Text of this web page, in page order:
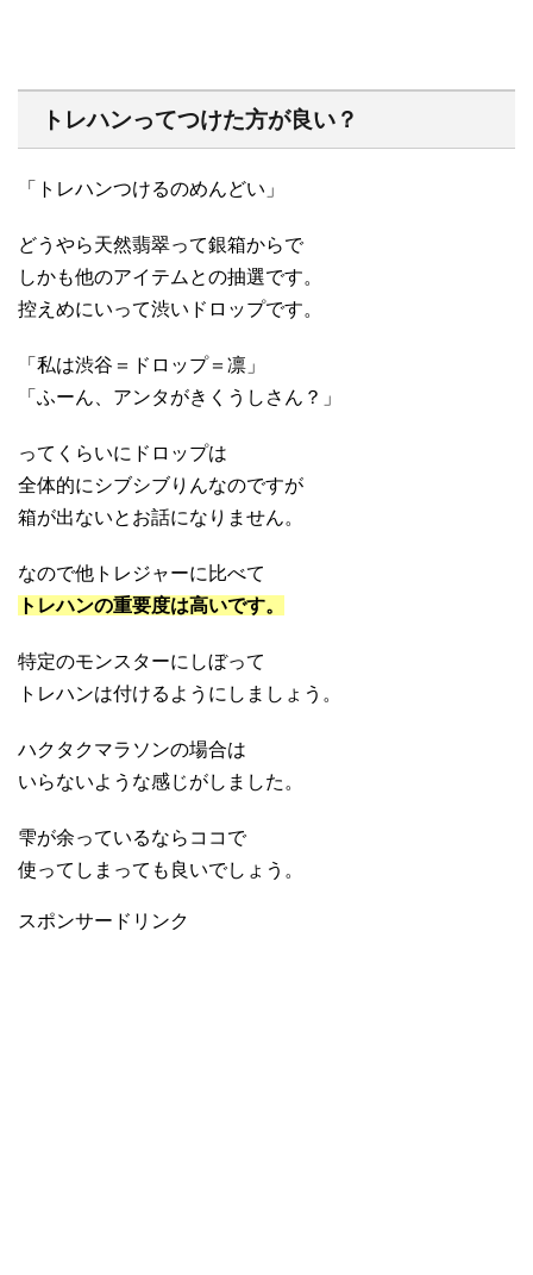
トレハンってつけた方が良い？
「トレハンつけるのめんどい」
どうやら天然翡翠って銀箱からで
しかも他のアイテムとの抽選です。
控えめにいって渋いドロップです。
「私は渋谷＝ドロップ＝凛」
「ふーん、アンタがきくうしさん？」
ってくらいにドロップは
全体的にシブシブりんなのですが
箱が出ないとお話になりません。
なので他トレジャーに比べて
トレハンの重要度は高いです。
特定のモンスターにしぼって
トレハンは付けるようにしましょう。
ハクタクマラソンの場合は
いらないような感じがしました。
雫が余っているならココで
使ってしまっても良いでしょう。
スポンサードリンク